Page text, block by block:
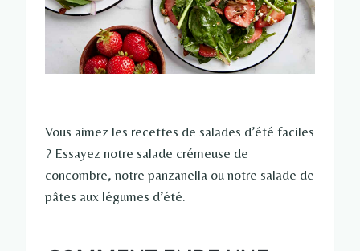
Vous aimez les recettes de salades d’été faciles
? Essayez notre salade crémeuse de
concombre, notre panzanella ou notre salade de
pâtes aux légumes d’été.